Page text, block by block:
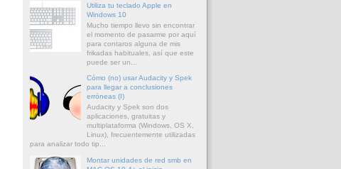
Utiliza tu teclado Apple en
Windows 10
Mucho tiempo llevo sin encontrar
el momento de pasarme por aquí
para contaros alguna de mis
frikadas habituales, así que este
puede ser un...
Cómo (no) usar Audacity y Spek
para llegar a conclusiones
erróneas (I)
Audacity y Spek son dos
aplicaciones, gratuitas y
multiplataforma (Windows, OS X,
Linux), frecuentemente utilizadas
para analizar todo tip...
Montar unidades de red smb en